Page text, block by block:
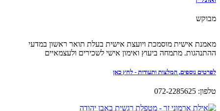
מבוקש
מאמנת אישית מוסמכת ויועצת אישית בעלת תואר ראשון במדעי
ההתנהגות. מתמחה ביעוץ ואימון אישי לשכירים ולעצמאיים
לפרטים נוספים, המלצות ותעודות - לחץ כאן
טלפון: 072-2285625